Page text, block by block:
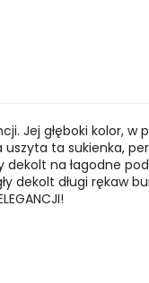
Jej głęboki kolor,
ta sukienka,
na łagodne
dekolt długi